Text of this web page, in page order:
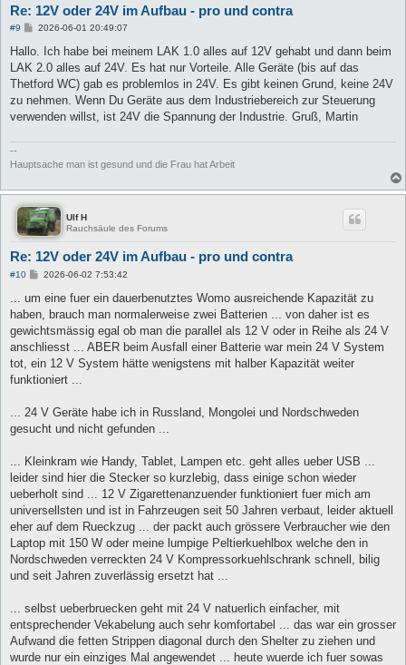
Re: 12V oder 24V im Aufbau - pro und contra
#9
B
i
r
a
2026-06-01 20:49:07
Hallo. Ich habe bei meinem LAK 1.0 alles auf 12V gehabt und dann beim
LAK 2.0 alles auf 24V. Es hat nur Vorteile. Alle Geräte (bis auf das
Thetford WC) gab es problemlos in 24V. Es gibt keinen Grund, keine 24V
zu nehmen. Wenn Du Geräte aus dem Industriebereich zur Steuerung
verwenden willst, ist 24V die Spannung der Industrie. Gruß, Martin
--
Hauptsache man ist gesund und die Frau hat Arbeit
Ulf H
Rauchsäule des Forums
Re: 12V oder 24V im Aufbau - pro und contra
#10
B
i
r
a
2026-06-02 7:53:42
... um eine fuer ein dauerbenutztes Womo ausreichende Kapazität zu
haben, brauch man normalerweise zwei Batterien ... von daher ist es
gewichtsmässig egal ob man die parallel als 12 V oder in Reihe als 24 V
anschliesst ... ABER beim Ausfall einer Batterie war mein 24 V System
tot, ein 12 V System hätte wenigstens mit halber Kapazität weiter
funktioniert ...
... 24 V Geräte habe ich in Russland, Mongolei und Nordschweden
gesucht und nicht gefunden ...
... Kleinkram wie Handy, Tablet, Lampen etc. geht alles ueber USB ...
leider sind hier die Stecker so kurzlebig, dass einige schon wieder
ueberholt sind ... 12 V Zigarettenanzuender funktioniert fuer mich am
universellsten und ist in Fahrzeugen seit 50 Jahren verbaut, leider aktuell
eher auf dem Rueckzug ... der packt auch grössere Verbraucher wie den
Laptop mit 150 W oder meine lumpige Peltierkuehlbox welche den in
Nordschweden verreckten 24 V Kompressorkuehlschrank schnell, bilig
und seit Jahren zuverlässig ersetzt hat ...
... selbst ueberbruecken geht mit 24 V natuerlich einfacher, mit
entsprechender Vekabelung auch sehr komfortabel ... das war ein grosser
Aufwand die fetten Strippen diagonal durch den Shelter zu ziehen und
wurde nur ein einziges Mal angewendet ... heute wuerde ich fuer sowas